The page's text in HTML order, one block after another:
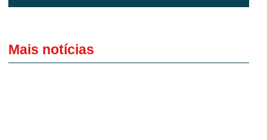
Mais notícias